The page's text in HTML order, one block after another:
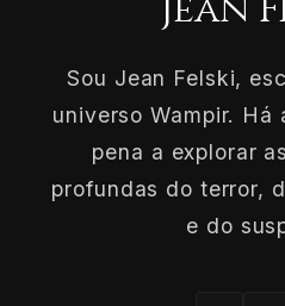
Jean
Sou Jean Felski,
universo Wampir. Há
pena a explorar
profundas do terror,
e do